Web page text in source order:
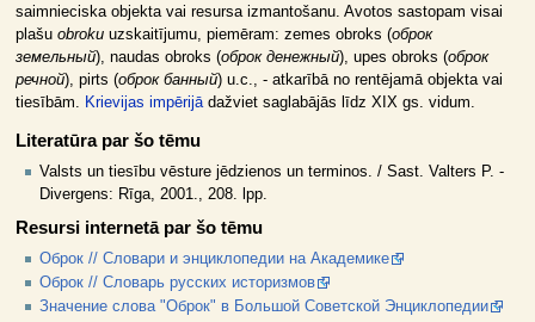
navigation
search
saimnieciska objekta vai resursa izmantošanu. Avotos sastopam visai
plašu obrokuuzskaitījumu, piemēram: zemes obroks (оброк
земельный), naudas obroks (оброк денежный), upes obroks (оброк
речной), pirts (оброк банный) u.c., - atkarībā no rentējamā objekta vai
tiesībām.
Krievijas impērijādažviet saglabājās līdz XIX gs. vidum.
Literatūra par šo tēmu
Valsts un tiesību vēsture jēdzienos un terminos. / Sast. Valters P. -
Divergens: Rīga, 2001., 208. lpp.
Resursi internetā par šo tēmu
Оброк // Словари и энциклопедии на Академике
Оброк // Словарь русских историзмов
Значение слова "Оброк" в Большой Советской Энциклопедии